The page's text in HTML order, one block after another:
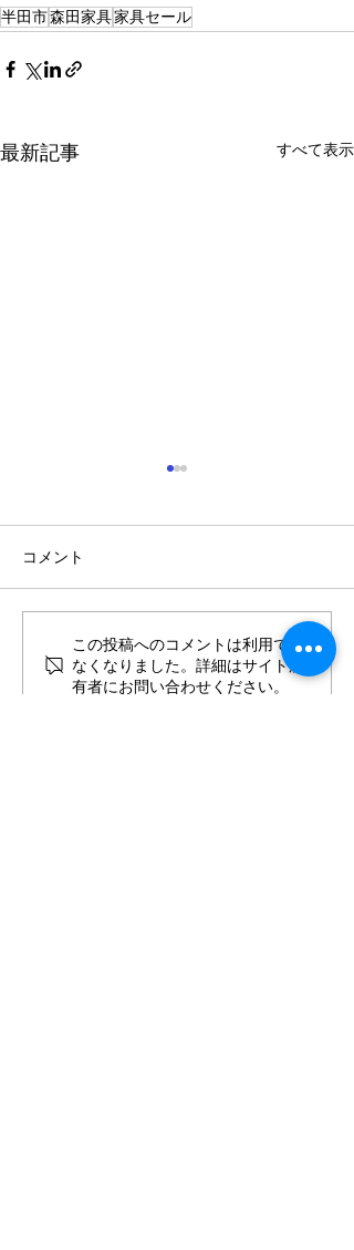
半田市森田家具家具セール
最新記事 すべて表示
年に一度の大決算セール.
コメント
この投稿へのコメントは利用でき
なくなりました。詳細はサイト所
有者にお問い合わせください。